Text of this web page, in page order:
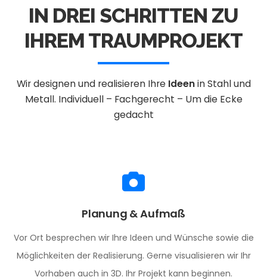
IN DREI SCHRITTEN ZU
IHREM TRAUMPROJEKT
Wir designen und realisieren Ihre Ideenin Stahl und
Metall. Individuell – Fachgerecht – Um die Ecke
gedacht
Planung & Aufmaß
Vor Ort besprechen wir Ihre Ideen und Wünsche sowie die
Möglichkeiten der Realisierung. Gerne visualisieren wir Ihr
Vorhaben auch in 3D. Ihr Projekt kann beginnen.